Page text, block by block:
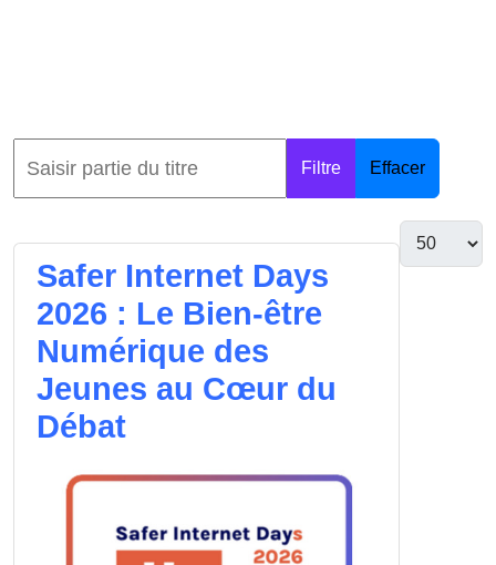
Filtre Effacer
Safer Internet Days
2026 : Le Bien-être
Numérique des
Jeunes au Cœur du
Débat